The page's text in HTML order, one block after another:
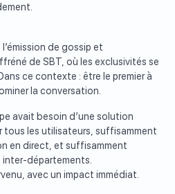
l’émission de gossip et
de SBT, où les exclusivités se
ce contexte : être le premier à
la conversation.
avait besoin d’une solution
les utilisateurs, suffisamment
en direct, et suffisamment
inter-départements.
avec un impact immédiat.